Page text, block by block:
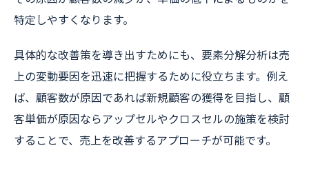
特定しやすくなります。
具体的な改善策を導き出すためにも、要素分解分析は売
上の変動要因を迅速に把握するために役立ちます。例え
ば、顧客数が原因であれば新規顧客の獲得を目指し、顧
客単価が原因ならアップセルやクロスセルの施策を検討
することで、売上を改善するアプローチが可能です。